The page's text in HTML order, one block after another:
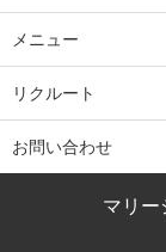
メニュー
リクルート
お問い合わせ
マリー